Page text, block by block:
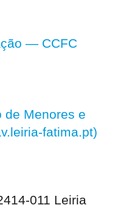
— CCFC
de Menores e
fatima.pt)
011 Leiria